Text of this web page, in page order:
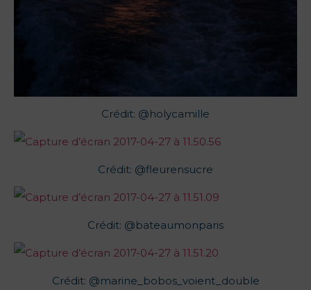
Crédit: @holycamille
Crédit: @fleurensucre
Crédit: @bateaumonparis
Crédit: @marine_bobos_voient_double